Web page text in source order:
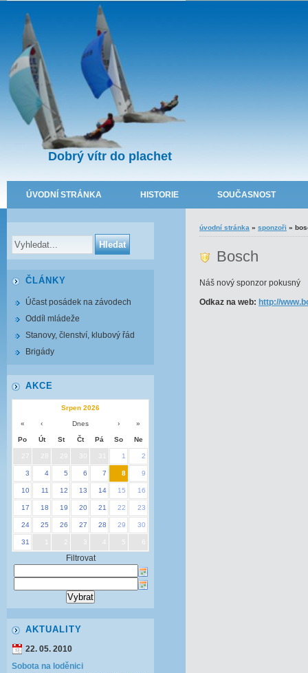
Dobrý vítr do plachet
ÚVODNÍ STRÁNKA HISTORIE SOUČASNOST
úvodní stránka » sponzoři »
Bosch
Náš nový sponzor pokusný
Odkaz na web: http://
ČLÁNKY
Účast posádek na závodech
Oddíl mládeže
Stanovy, členství, klubový řád
Brigády
AKCE
Srpen 2026
« ‹ Dnes › »
Po Út St Čt Pá So Ne
27 29 30 31 1 2
3 4 5 6 7 8 9
10 11 12 13 14 15 16
17 18 19 20 21 22 23
24 25 26 27 28 29 30
31 3 5
Filtrovat
AKTUALITY
22. 05. 2010
Sobota na loděnici